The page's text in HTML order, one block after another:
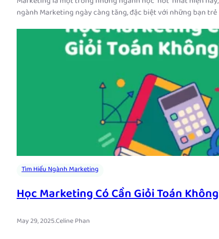
ngành Marketing ngày càng tăng, đặc biệt với những bạn
Tìm Hiểu Ngành Marketing
Học Marketing Có Cần Giỏi Toán
May 29, 2025.Celine Phan